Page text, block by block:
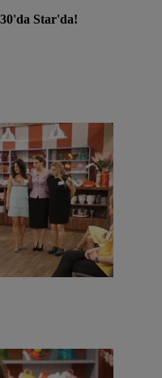
Star'da!